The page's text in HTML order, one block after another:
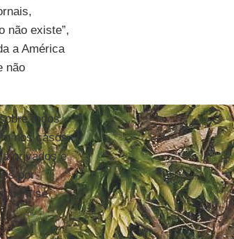
não existe”,
a América
não
todos
nos casos
privados e
por
se